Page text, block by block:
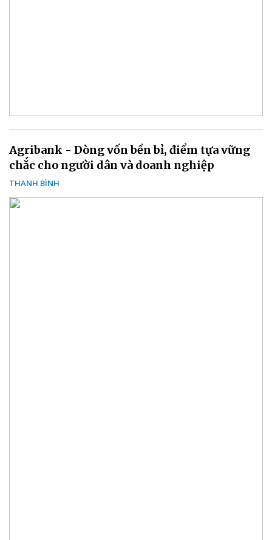
Agribank - Dòng vốn bền bỉ, điểm tựa vững
chắc cho người dân và doanh nghiệp
THANH BÌNH